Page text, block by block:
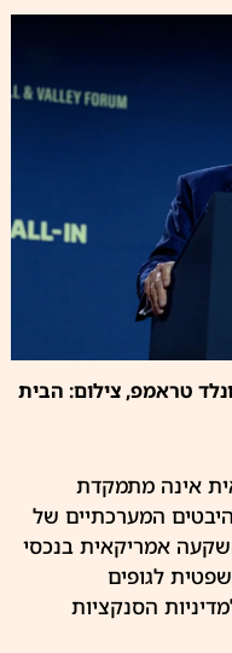
טראמפ, צילום: הבית
אינה מתמקדת
המערכתיים של
אמריקאית בנכסי
לגופים
הסנקציות